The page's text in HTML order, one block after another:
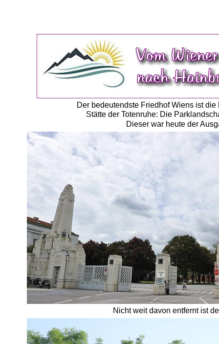
Der bedeutendste Friedhof Wiens ist
Stätte der Totenruhe: Die
Dieser war heute der
Nicht weit davon entfernt ist